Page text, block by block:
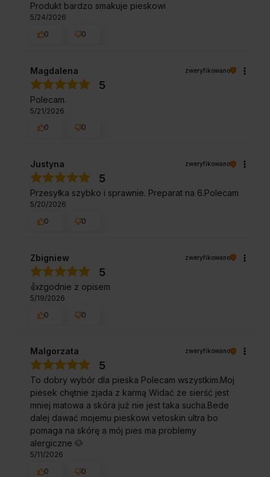
Produkt bardzo smakuje pieskowi
5/24/2026
0
0
Magdalena zweryfikowano
5
Polecam.
5/21/2026
0
0
Justyna zweryfikowano
5
Przesyłka szybko i sprawnie. Preparat na 6.Polecam
5/20/2026
0
0
Zbigniew zweryfikowano
5
👍️zgodnie z opisem
5/19/2026
0
0
Malgorzata zweryfikowano
5
To dobry wybór dla pieska Polecam wszystkim.Moj
piesek chętnie zjada z karmą Widać że sierść jest
mniej matowa a skóra już nie jest taka sucha.Bede
dalej dawać mojemu pieskowi vetoskin ultra bo
pomaga na skórę a mój pies ma problemy
alergiczne 🐶
5/11/2026
0
0